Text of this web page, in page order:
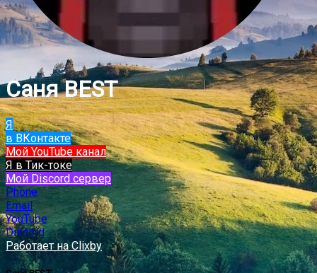
Саня BEST
Я
в ВКонтакте
Мой YouTube канал
Я в Тик-токе
Мой Discord сервер
Phone
Email
YouTube
Discord
Работает на Clixby